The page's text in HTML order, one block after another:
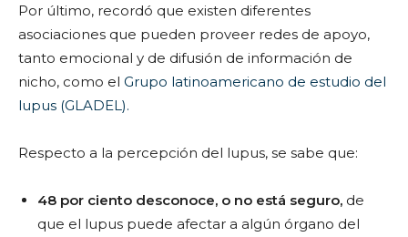
Por último, recordó que existen diferentes
asociaciones que pueden proveer redes de apoyo,
tanto emocional y de difusión de información de
nicho, como el Grupo latinoamericano de estudio del
lupus (GLADEL).
Respecto a la percepción del lupus, se sabe que:
48 por ciento desconoce, o no está seguro, de
que el lupus puede afectar a algún órgano del